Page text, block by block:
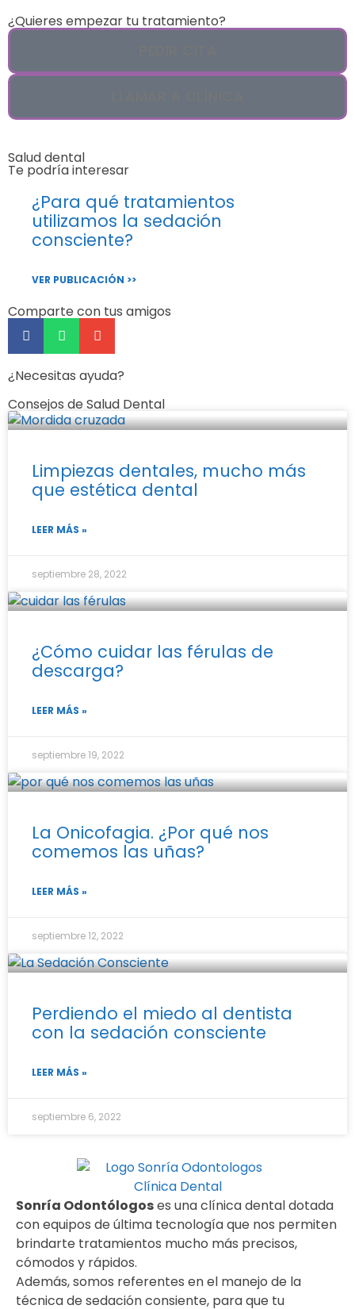
¿Quieres empezar tu tratamiento?
Salud dental
Te podría interesar
¿Para qué tratamientos
utilizamos la sedación
consciente?
VER PUBLICACIÓN >>
Comparte con tus amigos
¿Necesitas ayuda?
Consejos de Salud Dental
Limpiezas dentales, mucho más
que estética dental
LEER MÁS »
septiembre 28, 2022
¿Cómo cuidar las férulas de
descarga?
LEER MÁS »
septiembre 19, 2022
La Onicofagia. ¿Por qué nos
comemos las uñas?
LEER MÁS »
septiembre 12, 2022
Perdiendo el miedo al dentista
con la sedación consciente
LEER MÁS »
septiembre 6, 2022
Sonría Odontólogoses una clínica dental dotada
con equipos de última tecnología que nos permiten
brindarte tratamientos mucho más precisos,
cómodos y rápidos.
Además, somos referentes en el manejo de la
técnica de sedación consiente, para que tu